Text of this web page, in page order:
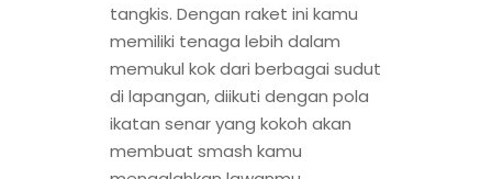
tangkis. Dengan raket ini kamu
memiliki tenaga lebih dalam
memukul kok dari berbagai sudut
di lapangan, diikuti dengan pola
ikatan senar yang kokoh akan
membuat smash kamu